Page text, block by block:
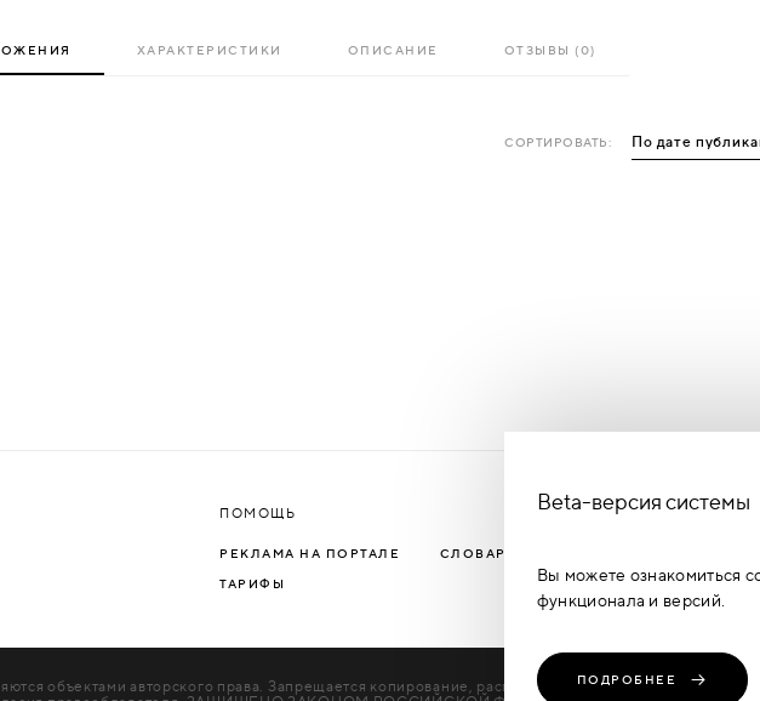
ХАРАКТЕРИСТИКИ ОПИСАНИЕ ОТЗЫВЫ (0)
СОРТИРОВАТЬ:
ПОМОЩЬ
РЕКЛАМА НА ПОРТАЛЕ СЛОВАРЬ ТЕРМИНОВ
ТАРИФЫ
объектами авторского права. Запрещается копирование, распространение, любое
Beta-версия системы
Вы можете ознакомиться
функционала и версий.
ПОДРОБНЕЕ